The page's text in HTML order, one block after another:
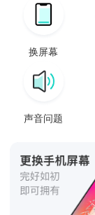
换屏幕
声音问题